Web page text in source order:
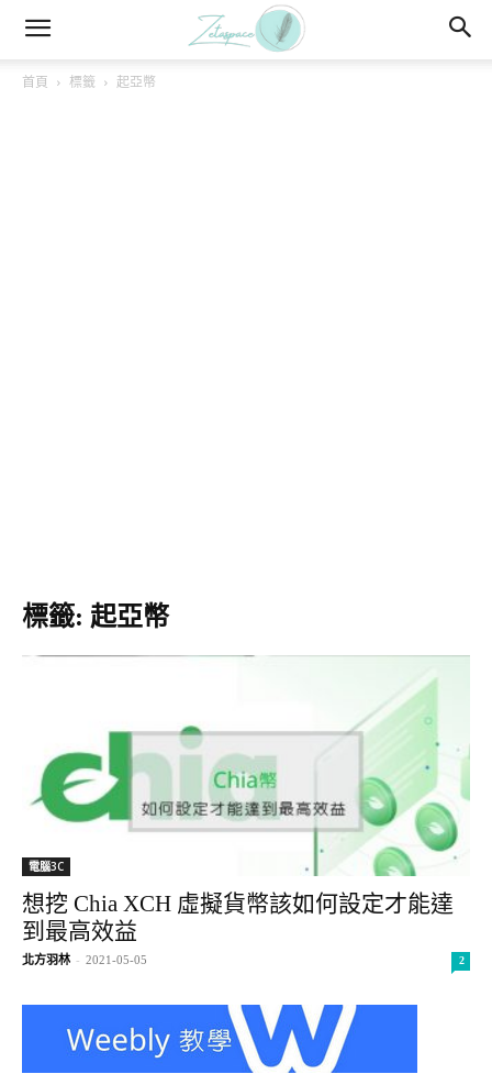
首頁 標籤 起亞幣
標籤: 起亞幣
電腦3C
想挖 Chia XCH 虛擬貨幣該如何設定才能達
到最高效益
北方羽林 - 2021-05-05 2